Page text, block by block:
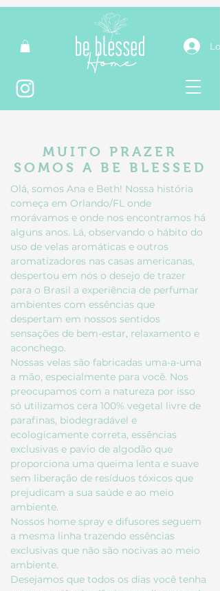
MUITO PRAZER
SOMOS A BE BLESSED
Olá, somos Ana e Beth! Nossa história
começa em Orlando/FL onde
morávamos e onde nos encontramos há
alguns anos. Lá, observando o hábito do
uso de velas aromáticas e outros
aromatizadores nas casas americanas,
despertou em nós o desejo de trazer
para o Brasil a experiência de perfumar
ambientes com essências que
despertam em nossos sentidos
sensações de bem-estar, relaxamento e
aconchego.
Nossas velas são fabricadas uma-a-uma
a mão, especialmente para você. Nos
preocupamos com a natureza por isso
só utilizamos cera 100% vegetal livre de
parafinas, biodegradável e
ecologicamente correta, essências
exclusivas e pavio de algodão que
proporciona uma queima lenta e suave
sem liberação de resíduos tóxicos que
prejudicam a sua saúde e ao meio
ambiente.
Nossos home spray e difusores seguem
a mesma linha trazendo essências
exclusivas que não são nocivas ao meio
ambiente.
Desejamos que todos os dias você tenha